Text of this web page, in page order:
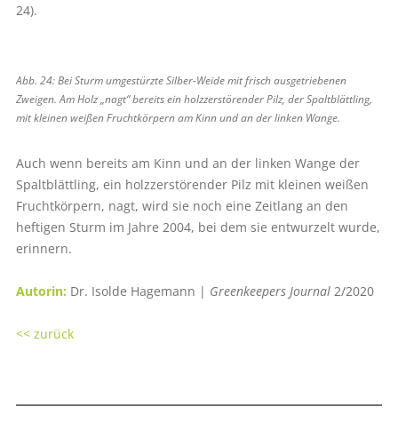
24).
Abb. 24: Bei Sturm umgestürzte Silber-Weide mit frisch ausgetriebenen
Zweigen. Am Holz „nagt“ bereits ein holzzerstörender Pilz, der Spaltblättling,
mit kleinen weißen Fruchtkörpern am Kinn und an der linken Wange.
Auch wenn bereits am Kinn und an der linken Wange der
Spaltblättling, ein holzzerstörender Pilz mit kleinen weißen
Fruchtkörpern, nagt, wird sie noch eine Zeitlang an den
heftigen Sturm im Jahre 2004, bei dem sie entwurzelt wurde,
erinnern.
Autorin: Dr. Isolde Hagemann | Greenkeepers Journal2/2020
<< zurück